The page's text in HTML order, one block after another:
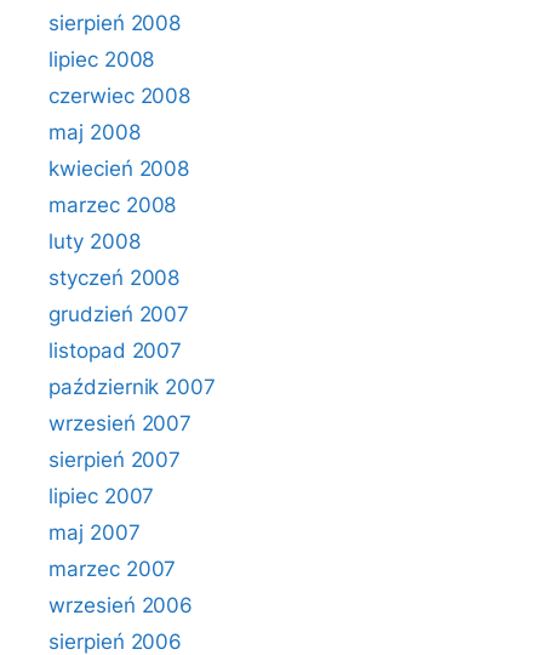
sierpień 2008
lipiec 2008
czerwiec 2008
maj 2008
kwiecień 2008
marzec 2008
luty 2008
styczeń 2008
grudzień 2007
listopad 2007
październik 2007
wrzesień 2007
sierpień 2007
lipiec 2007
maj 2007
marzec 2007
wrzesień 2006
sierpień 2006